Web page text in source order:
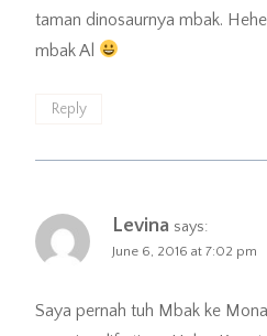
taman dinosaurnya mbak.
mbak Al
Reply
Levina says:
June 6, 2016 at 7:02 pm
Saya pernah tuh Mbak ke